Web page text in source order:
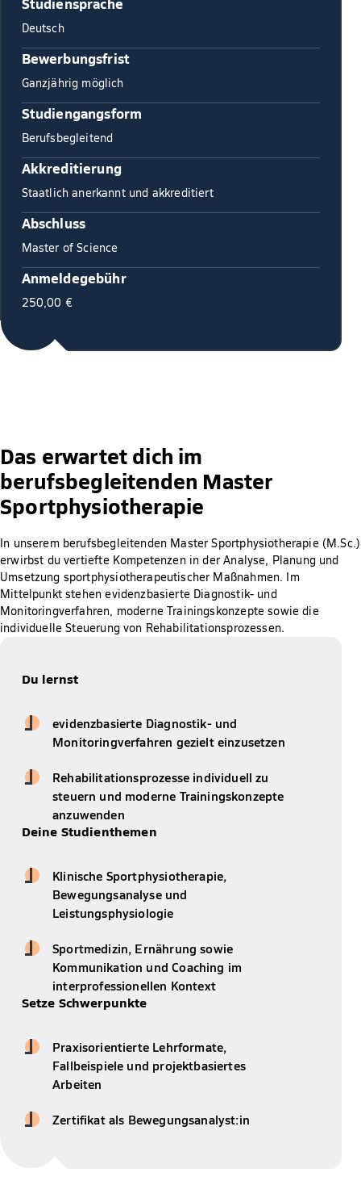
Deutsch
Bewerbungsfrist
Ganzjährig möglich
Studiengangsform
Berufsbegleitend
Akkreditierung
Staatlich anerkannt und akkreditiert
Abschluss
Master of Science
Anmeldegebühr
250,00 €
Das erwartet dich im
berufsbegleitenden Master
Sportphysiotherapie
In unserem berufsbegleitenden Master Sportphysiotherapie (M.Sc.)
erwirbst du vertiefte Kompetenzen in der Analyse, Planung und
Umsetzung sportphysiotherapeutischer Maßnahmen. Im
Mittelpunkt stehen evidenzbasierte Diagnostik- und
Monitoringverfahren, moderne Trainingskonzepte sowie die
individuelle Steuerung von Rehabilitationsprozessen.
Du lernst
evidenzbasierte Diagnostik- und
Monitoringverfahren gezielt einzusetzen
Rehabilitationsprozesse individuell zu
steuern und moderne Trainingskonzepte
anzuwenden
Deine Studienthemen
Klinische Sportphysiotherapie,
Bewegungsanalyse und
Leistungsphysiologie
Sportmedizin, Ernährung sowie
Kommunikation und Coaching im
interprofessionellen Kontext
Setze Schwerpunkte
Praxisorientierte Lehrformate,
Fallbeispiele und projektbasiertes
Arbeiten
Zertifikat als Bewegungsanalyst:in